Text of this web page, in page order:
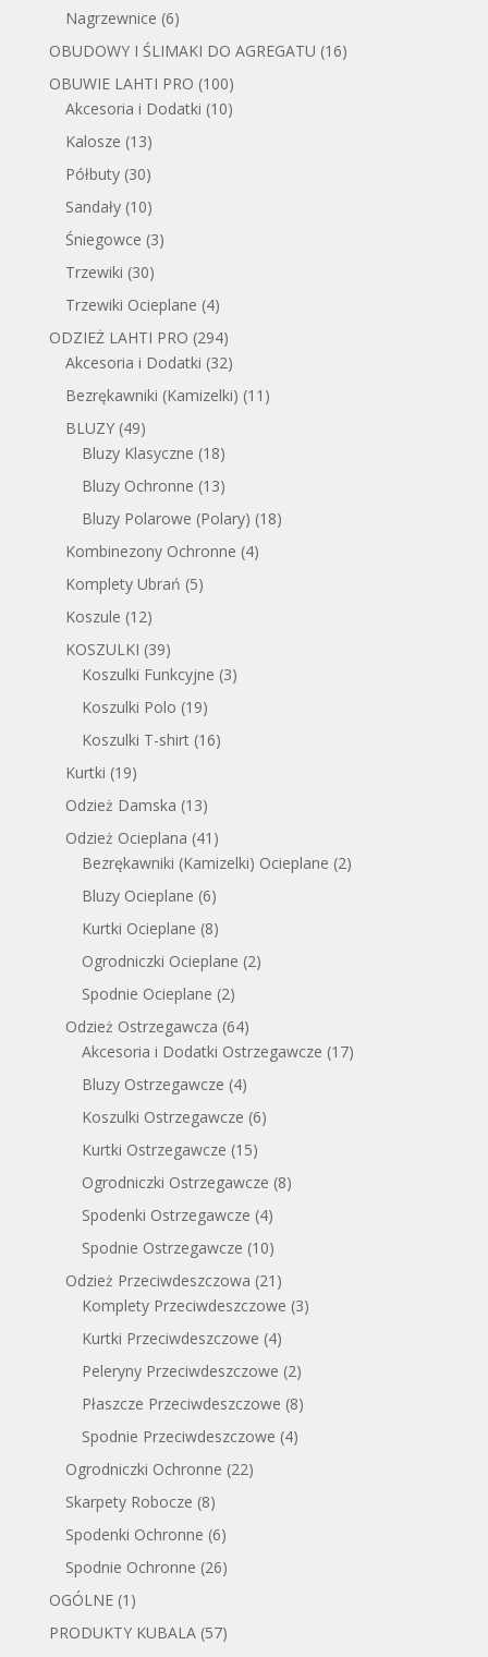
Nagrzewnice (6)
OBUDOWY I ŚLIMAKI DO AGREGATU (16)
OBUWIE LAHTI PRO (100)
Akcesoria i Dodatki (10)
Kalosze (13)
Półbuty (30)
Sandały (10)
Śniegowce (3)
Trzewiki (30)
Trzewiki Ocieplane (4)
ODZIEŻ LAHTI PRO (294)
Akcesoria i Dodatki (32)
Bezrękawniki (Kamizelki) (11)
BLUZY (49)
Bluzy Klasyczne (18)
Bluzy Ochronne (13)
Bluzy Polarowe (Polary) (18)
Kombinezony Ochronne (4)
Komplety Ubrań (5)
Koszule (12)
KOSZULKI (39)
Koszulki Funkcyjne (3)
Koszulki Polo (19)
Koszulki T-shirt (16)
Kurtki (19)
Odzież Damska (13)
Odzież Ocieplana (41)
Bezrękawniki (Kamizelki) Ocieplane (2)
Bluzy Ocieplane (6)
Kurtki Ocieplane (8)
Ogrodniczki Ocieplane (2)
Spodnie Ocieplane (2)
Odzież Ostrzegawcza (64)
Akcesoria i Dodatki Ostrzegawcze (17)
Bluzy Ostrzegawcze (4)
Koszulki Ostrzegawcze (6)
Kurtki Ostrzegawcze (15)
Ogrodniczki Ostrzegawcze (8)
Spodenki Ostrzegawcze (4)
Spodnie Ostrzegawcze (10)
Odzież Przeciwdeszczowa (21)
Komplety Przeciwdeszczowe (3)
Kurtki Przeciwdeszczowe (4)
Peleryny Przeciwdeszczowe (2)
Płaszcze Przeciwdeszczowe (8)
Spodnie Przeciwdeszczowe (4)
Ogrodniczki Ochronne (22)
Skarpety Robocze (8)
Spodenki Ochronne (6)
Spodnie Ochronne (26)
OGÓLNE (1)
PRODUKTY KUBALA (57)